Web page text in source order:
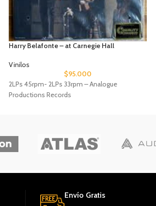
Harry Belafonte – at Carnegie Hall
Vinilos
$95.000
2LPs 45rpm- 2LPs 33rpm – Analogue
Productions Records
Envío Gratis